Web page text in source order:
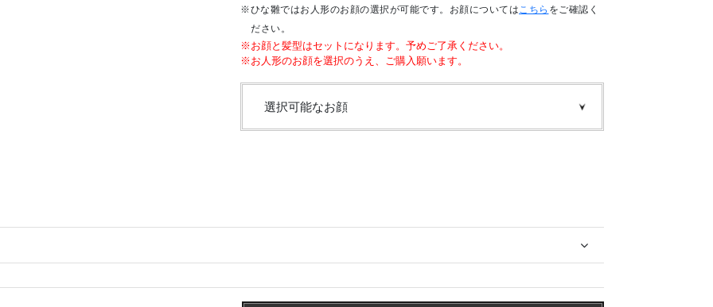
※ひな雛ではお人形のお顔の選択が可能です。お顔についてはこちら をご確認く
ださい。
※お顔と髪型はセットになります。予めご了承ください。
※お人形のお顔を選択のうえ、ご購入願います。
選択可能なお顔